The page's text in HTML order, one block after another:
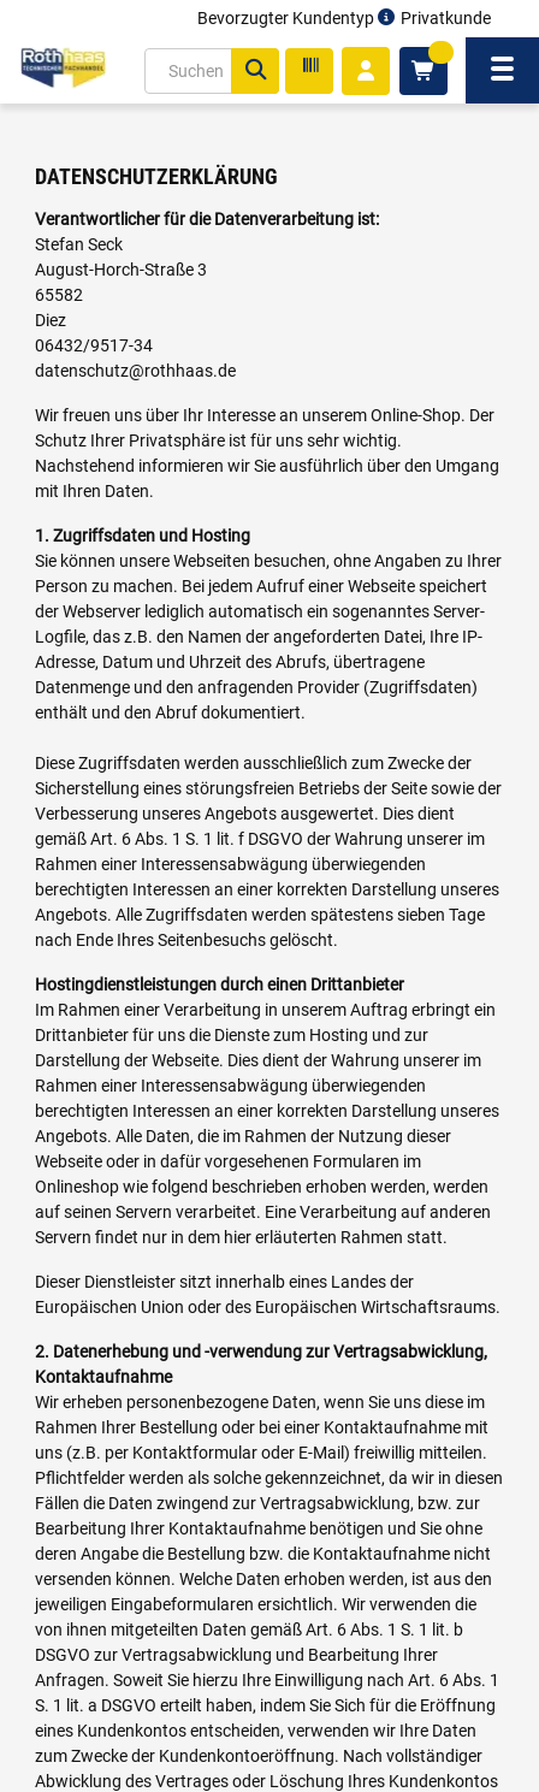
Bevorzugter Kundentyp Privatkunde
DATENSCHUTZERKLÄRUNG
Verantwortlicher für die Datenverarbeitung ist:
Stefan Seck
August-Horch-Straße 3
65582
Diez
06432/9517-34
datenschutz@rothhaas.de
Wir freuen uns über Ihr Interesse an unserem Online-Shop. Der
Schutz Ihrer Privatsphäre ist für uns sehr wichtig.
Nachstehend informieren wir Sie ausführlich über den Umgang
mit Ihren Daten.
1. Zugriffsdaten und Hosting
Sie können unsere Webseiten besuchen, ohne Angaben zu Ihrer
Person zu machen. Bei jedem Aufruf einer Webseite speichert
der Webserver lediglich automatisch ein sogenanntes Server-
Logfile, das z.B. den Namen der angeforderten Datei, Ihre IP-
Adresse, Datum und Uhrzeit des Abrufs, übertragene
Datenmenge und den anfragenden Provider (Zugriffsdaten)
enthält und den Abruf dokumentiert.
Diese Zugriffsdaten werden ausschließlich zum Zwecke der
Sicherstellung eines störungsfreien Betriebs der Seite sowie der
Verbesserung unseres Angebots ausgewertet. Dies dient
gemäß Art. 6 Abs. 1 S. 1 lit. f DSGVO der Wahrung unserer im
Rahmen einer Interessensabwägung überwiegenden
berechtigten Interessen an einer korrekten Darstellung unseres
Angebots. Alle Zugriffsdaten werden spätestens sieben Tage
nach Ende Ihres Seitenbesuchs gelöscht.
Hostingdienstleistungen durch einen Drittanbieter
Im Rahmen einer Verarbeitung in unserem Auftrag erbringt ein
Drittanbieter für uns die Dienste zum Hosting und zur
Darstellung der Webseite. Dies dient der Wahrung unserer im
Rahmen einer Interessensabwägung überwiegenden
berechtigten Interessen an einer korrekten Darstellung unseres
Angebots. Alle Daten, die im Rahmen der Nutzung dieser
Webseite oder in dafür vorgesehenen Formularen im
Onlineshop wie folgend beschrieben erhoben werden, werden
auf seinen Servern verarbeitet. Eine Verarbeitung auf anderen
Servern findet nur in dem hier erläuterten Rahmen statt.
Dieser Dienstleister sitzt innerhalb eines Landes der
Europäischen Union oder des Europäischen Wirtschaftsraums.
2. Datenerhebung und -verwendung zur Vertragsabwicklung,
Kontaktaufnahme
Wir erheben personenbezogene Daten, wenn Sie uns diese im
Rahmen Ihrer Bestellung oder bei einer Kontaktaufnahme mit
uns (z.B. per Kontaktformular oder E-Mail) freiwillig mitteilen.
Pflichtfelder werden als solche gekennzeichnet, da wir in diesen
Fällen die Daten zwingend zur Vertragsabwicklung, bzw. zur
Bearbeitung Ihrer Kontaktaufnahme benötigen und Sie ohne
deren Angabe die Bestellung bzw. die Kontaktaufnahme nicht
versenden können. Welche Daten erhoben werden, ist aus den
jeweiligen Eingabeformularen ersichtlich. Wir verwenden die
von ihnen mitgeteilten Daten gemäß Art. 6 Abs. 1 S. 1 lit. b
DSGVO zur Vertragsabwicklung und Bearbeitung Ihrer
Anfragen. Soweit Sie hierzu Ihre Einwilligung nach Art. 6 Abs. 1
S. 1 lit. a DSGVO erteilt haben, indem Sie Sich für die Eröffnung
eines Kundenkontos entscheiden, verwenden wir Ihre Daten
zum Zwecke der Kundenkontoeröffnung. Nach vollständiger
Abwicklung des Vertrages oder Löschung Ihres Kundenkontos